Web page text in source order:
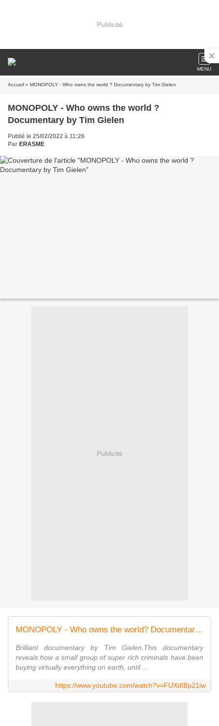
Publicité
MENU
Accueil » MONOPOLY - Who owns the world ? Documentary by Tim Gielen
MONOPOLY - Who owns the world ?
Documentary by Tim Gielen
Publié le 25/02/2022 à 11:26
Par ERASME
Publicité
MONOPOLY - Who owns the world? Documentary by Tim Gielen [MUST SEE]
Brilliant documentary by Tim Gielen.This documentary
reveals how a small group of super rich criminals have been
buying virtually everything on earth, until ...
https://www.youtube.com/watch?v=FUXdIBp21iw